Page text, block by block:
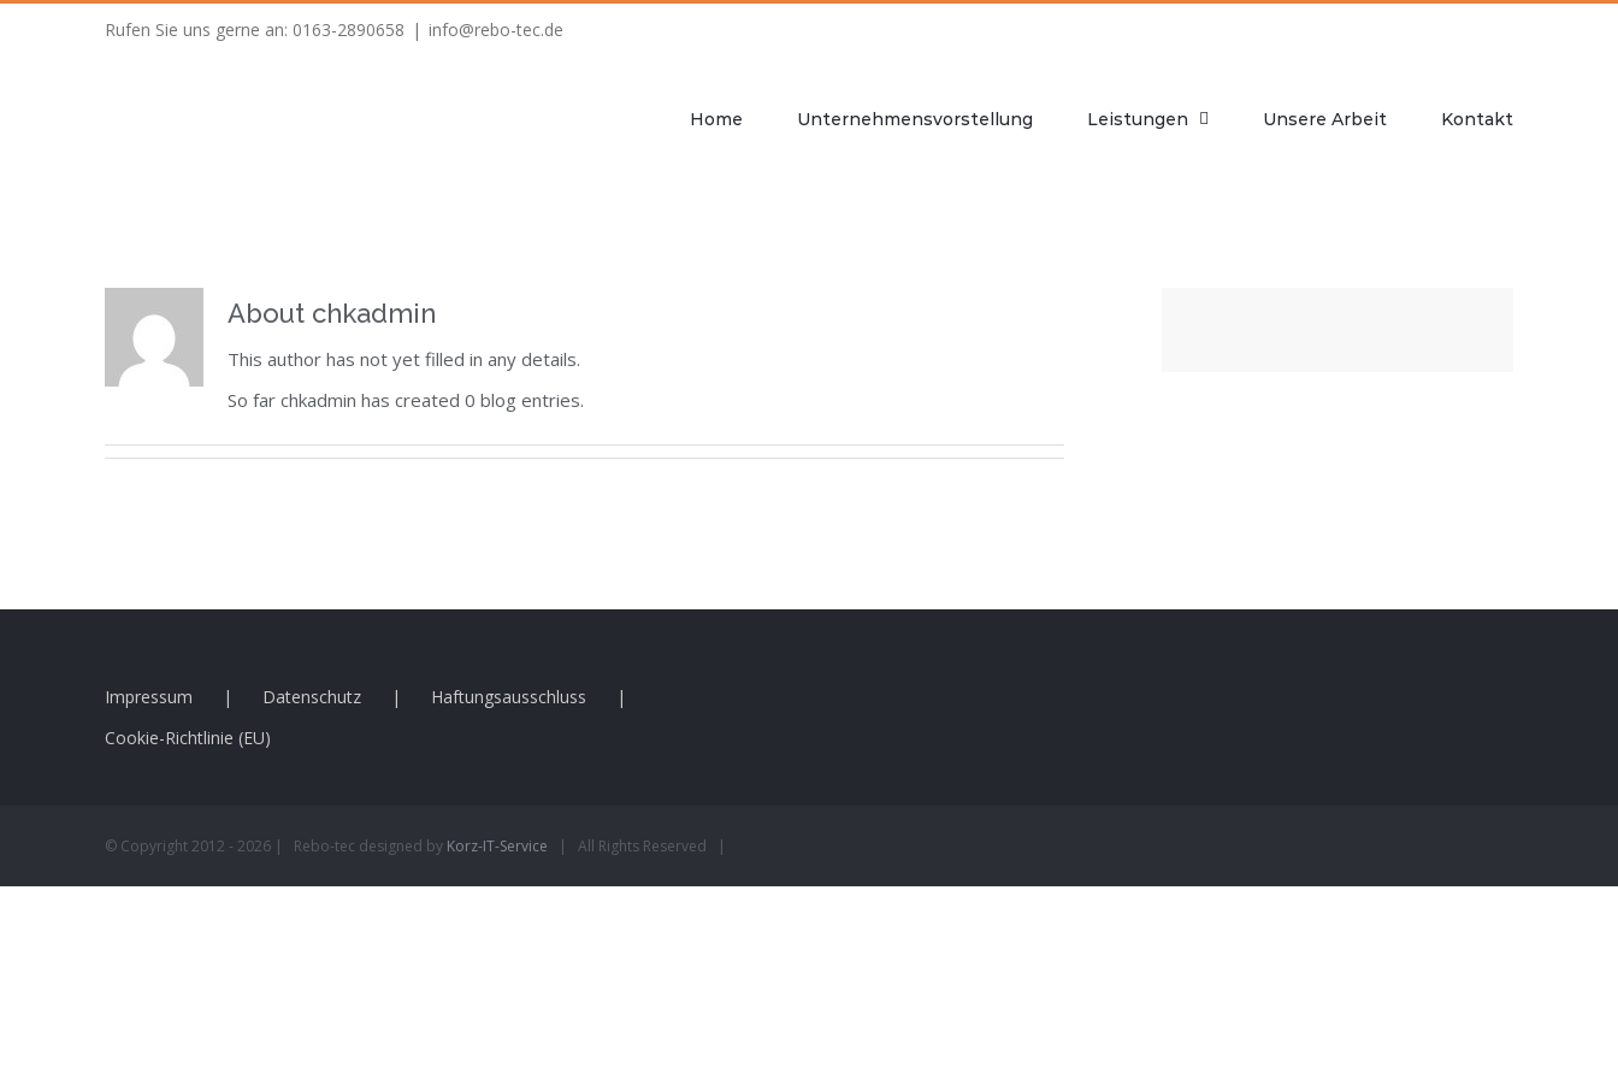
Rufen Sie uns gerne an: 0163-2890658 | info@rebo-tec.de
Home Unternehmensvorstellung Leistungen Unsere Arbeit Kontakt
About chkadmin
This author has not yet filled in any details.
So far chkadmin has created 0 blog entries.
Impressum Datenschutz
Haftungsausschluss
Cookie-Richtlinie (EU)
© Copyright 2012 - 2026 | Rebo-tec designed by Korz-IT-Service | All Rights Reserved |